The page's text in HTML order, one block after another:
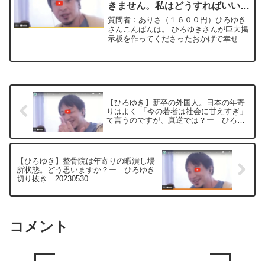
きません。私はどうすればいい？
ー ひろゆき切り抜き
20230530
質問者：ありさ（１６００円）ひろゆき
さんこんばんは。 ひろゆきさんが巨大掲
示板を作ってくださったおかげで幸せに
【ひろゆき】新卒の外国人。日本の年寄
りはよく 「今の若者は社会に甘えすぎ」
て言うのですが、真逆では？ー ひろゆ
【ひろゆき】整骨院は年寄りの暇潰し場
所状態。どう思いますか？ー ひろゆき
切り抜き 20230530
コメント